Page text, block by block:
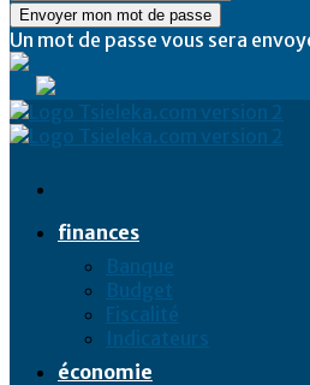
Un mot de passe vous sera
finances
Banque
Budget
Fiscalité
Indicateurs
économie